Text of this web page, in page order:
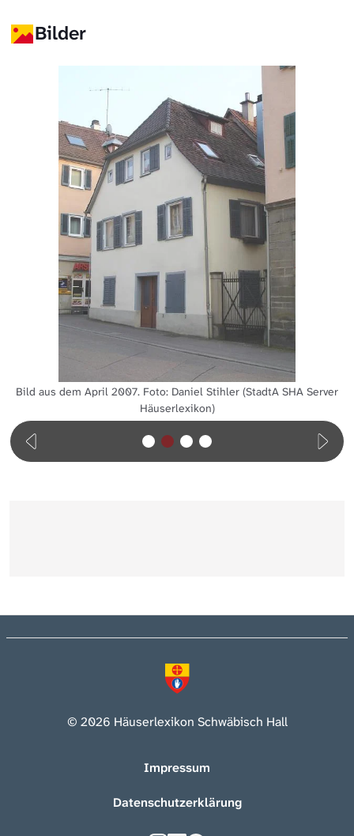
Bilder
Bild aus dem April 2007. Foto: Daniel Stihler (StadtA SHA Server
Häuserlexikon)
© 2026 Häuserlexikon Schwäbisch Hall
Impressum
Datenschutzerklärung